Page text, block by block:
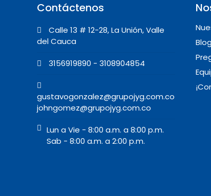
Contáctenos
Calle 13 # 12-28, La Unión, Valle
del Cauca
3156919890 - 3108904854
gustavogonzalez@grupojyg.com.co
johngomez@grupojyg.com.co
Lun a Vie - 8:00 a.m. a 8:00 p.m.
Sab - 8:00 a.m. a 2:00 p.m.